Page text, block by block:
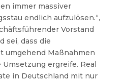
immer massiver
endlich aufzulösen.“,
Vorstand
sei, dass die
umgehend Maßnahmen
ergreife. Real
in Deutschland mit nur